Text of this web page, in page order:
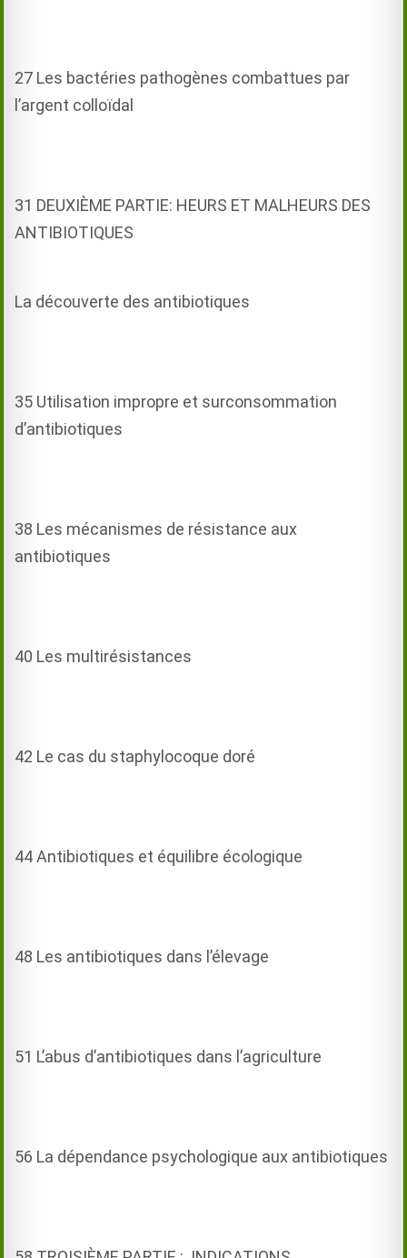
27 Les bactéries pathogènes combattues par
l’argent colloïdal
31 DEUXIÈME PARTIE: HEURS ET MALHEURS DES
ANTIBIOTIQUES
La découverte des antibiotiques
35 Utilisation impropre et surconsommation
d’antibiotiques
38 Les mécanismes de résistance aux
antibiotiques
40 Les multirésistances
42 Le cas du staphylocoque doré
44 Antibiotiques et équilibre écologique
48 Les antibiotiques dans l’élevage
51 L’abus d’antibiotiques dans l’agriculture
56 La dépendance psychologique aux antibiotiques